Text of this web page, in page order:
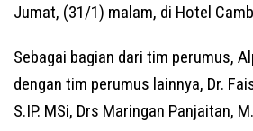
Jumat, (31/1) malam, di Hotel
Sebagai bagian dari tim perumus,
dengan tim perumus lainnya, Dr.
S.IP. MSi, Drs Maringan Panjaitan,